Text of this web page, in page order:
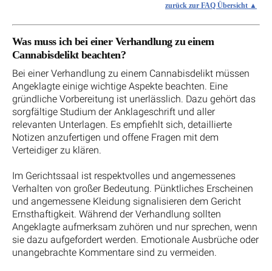
zurück zur FAQ Übersicht
Was muss ich bei einer Verhandlung zu einem
Cannabisdelikt beachten?
Bei einer Verhandlung zu einem Cannabisdelikt müssen
Angeklagte einige wichtige Aspekte beachten. Eine
gründliche Vorbereitung ist unerlässlich. Dazu gehört das
sorgfältige Studium der Anklageschrift und aller
relevanten Unterlagen. Es empfiehlt sich, detaillierte
Notizen anzufertigen und offene Fragen mit dem
Verteidiger zu klären.
Im Gerichtssaal ist respektvolles und angemessenes
Verhalten von großer Bedeutung. Pünktliches Erscheinen
und angemessene Kleidung signalisieren dem Gericht
Ernsthaftigkeit. Während der Verhandlung sollten
Angeklagte aufmerksam zuhören und nur sprechen, wenn
sie dazu aufgefordert werden. Emotionale Ausbrüche oder
unangebrachte Kommentare sind zu vermeiden.